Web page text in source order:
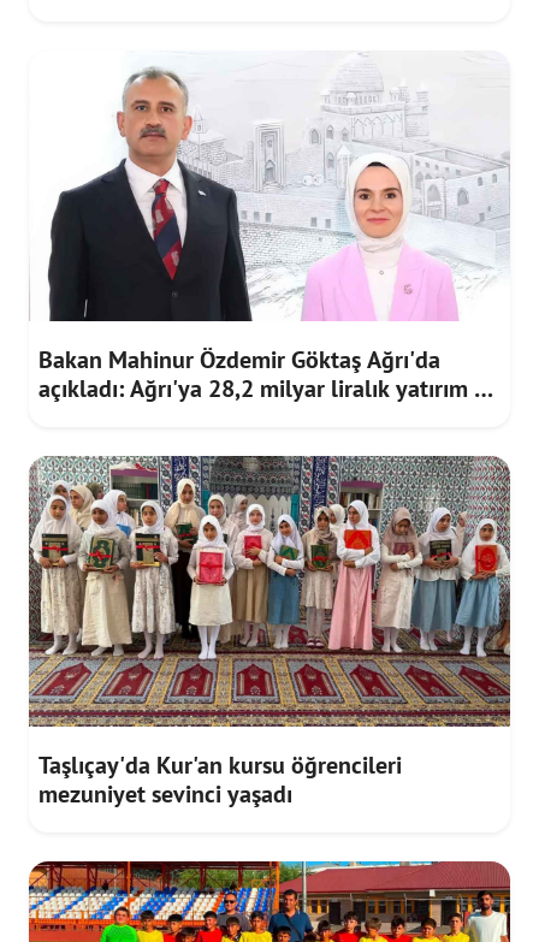
Bakan Mahinur Özdemir Göktaş Ağrı'da
açıkladı: Ağrı'ya 28,2 milyar liralık yatırım ve
Taşlıçay'da Kur'an kursu öğrencileri
mezuniyet sevinci yaşadı